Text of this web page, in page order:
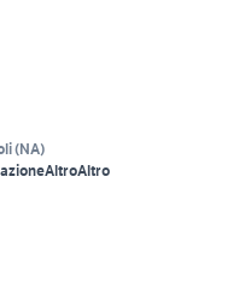
(NA)
AltroAltro